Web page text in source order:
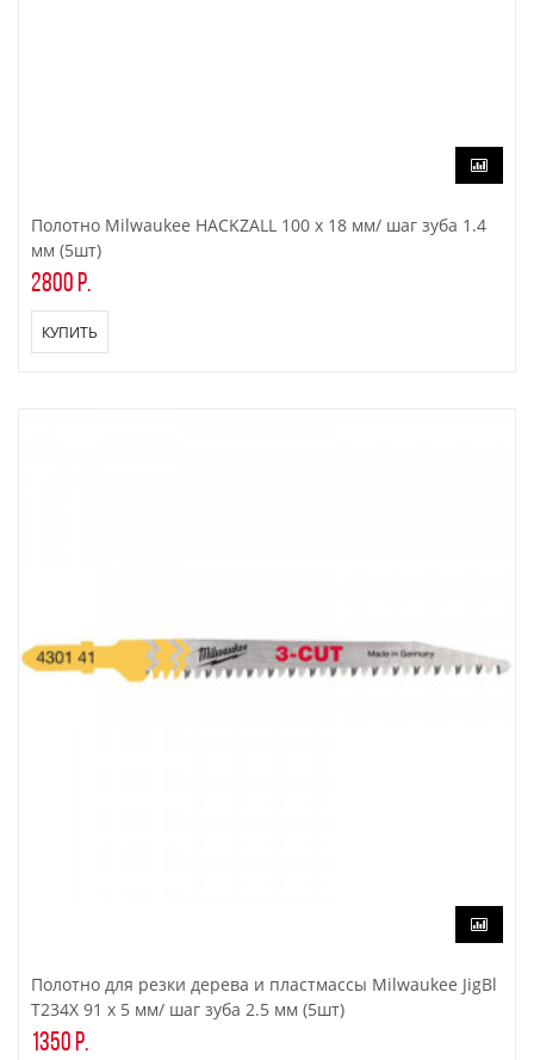
Полотно Milwaukee HACKZALL 100 x 18 мм/ шаг зуба 1.4
мм (5шт)
2800 р.
КУПИТЬ
Полотно для резки дерева и пластмассы Milwaukee JigBl
T234X 91 x 5 мм/ шаг зуба 2.5 мм (5шт)
1350 р.